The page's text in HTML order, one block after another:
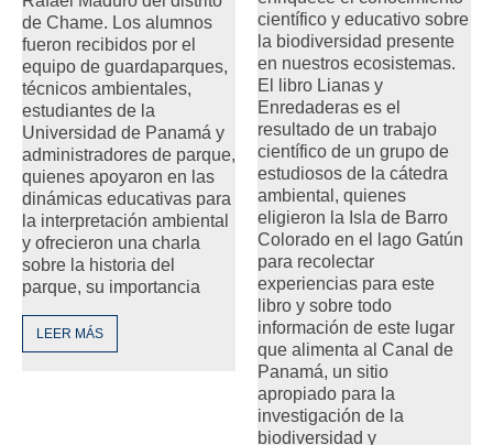
de Chame. Los alumnos
fueron recibidos por el
equipo de guardaparques,
técnicos ambientales,
estudiantes de la
Universidad de Panamá y
administradores de parque,
quienes apoyaron en las
dinámicas educativas para
la interpretación ambiental
y ofrecieron una charla
sobre la historia del
parque, su importancia
LEER MÁS
científico y educativo sobre
la biodiversidad presente
en nuestros ecosistemas.
El libro Lianas y
Enredaderas es el
resultado de un trabajo
científico de un grupo de
estudiosos de la cátedra
ambiental, quienes
eligieron la Isla de Barro
Colorado en el lago Gatún
para recolectar
experiencias para este
libro y sobre todo
información de este lugar
que alimenta al Canal de
Panamá, un sitio
apropiado para la
investigación de la
biodiversidad y